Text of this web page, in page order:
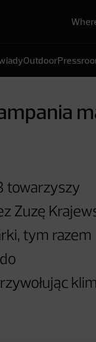
Outdoor
towarzyszy
Zuzę
tym razem